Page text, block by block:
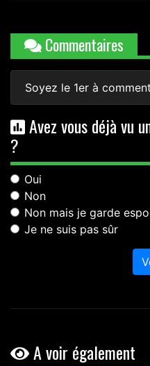
Commentaires
Soyez le 1er à
Avez vous déjà vu
?
Oui
Non
Non mais je garde
Je ne suis pas sûr
A voir également